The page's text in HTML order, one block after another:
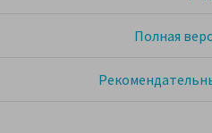
Полная